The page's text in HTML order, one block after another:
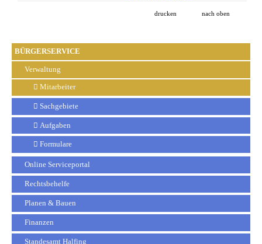
BÜRGERSERVICE
Verwaltung
Mitarbeiter
Sachgebiete
Aufgaben
Formulare
Online Serviceportal
Rechtsbehelfe
Planen & Bauen
Finanzen
Standesamt Halfing
drucken nach oben